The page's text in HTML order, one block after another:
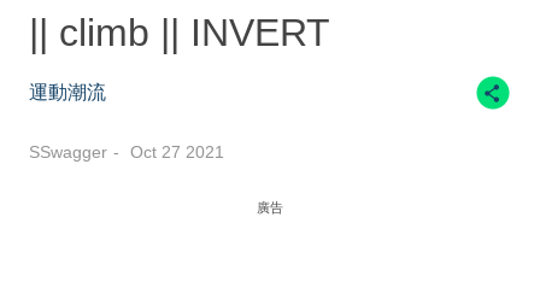
|| climb || INVERT
運動潮流
SSwagger Oct 27 2021
廣告